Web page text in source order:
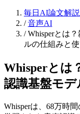
毎日AI論文解説
/ 音声AI
/ Whisperとは
ルの仕組みと
Whisperとは
認識基盤モ
Whisperは、68万時